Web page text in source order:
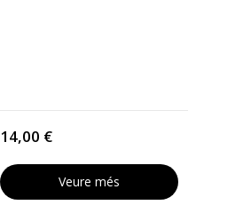
14,00 €
Veure més